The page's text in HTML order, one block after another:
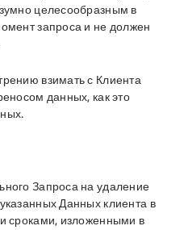
целесообразным в
запроса и не должен
взимать с Клиента
данных, как это
Запроса на удаление
Данных клиента в
сроками, изложенными в